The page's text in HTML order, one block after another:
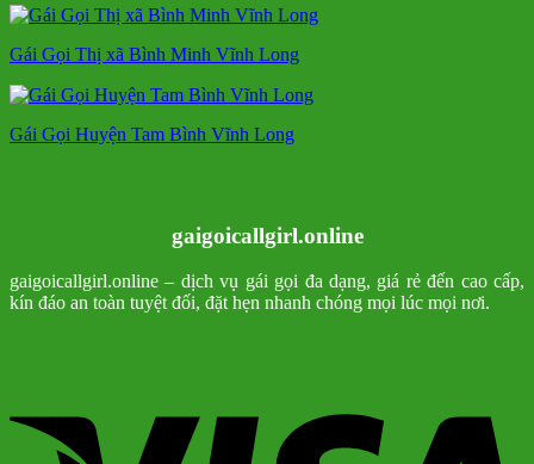
Gái Gọi Thị xã Bình Minh Vĩnh Long
Gái Gọi Huyện Tam Bình Vĩnh Long
gaigoicallgirl.online
gaigoicallgirl.online – dịch vụ gái gọi đa dạng, giá rẻ đến cao cấp,
kín đáo an toàn tuyệt đối, đặt hẹn nhanh chóng mọi lúc mọi nơi.